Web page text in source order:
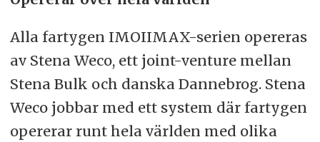
Alla fartygen IMOIIMAX-serien opereras
av Stena Weco, ett joint-venture mellan
Stena Bulk och danska Dannebrog. Stena
Weco jobbar med ett system där fartygen
opererar runt hela världen med olika